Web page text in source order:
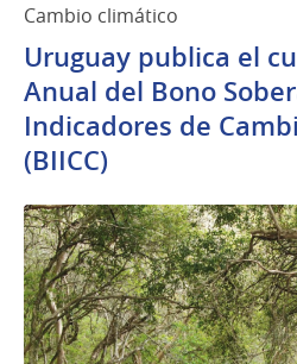
Cambio climático
Uruguay publica el
Anual del Bono
Indicadores de
(BIICC)